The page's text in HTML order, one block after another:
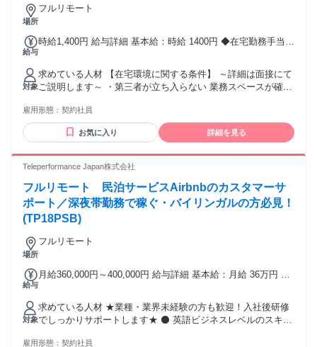
業務経験がある方 ★プラチナカード会員様などの顧客対応経
不可)で有線接続ができる方 ■雑音が聞こえない、静かな個室
たします （PC・ヘッドセット・LANケーブル等） ※セキュ
リティ確保のため、業務中に不定期でデスク周りの環境確認
場所
フルリモート
給与
時給1,400円 給与詳細 基本給：時給 1400円 ◆在宅勤務手当
時給変動あり （1,090円～） 例） ・平日固定休あり：1,350円
・土日祝固定休み：1,300円 ・8:50-22:00の間でシフト制：
1,200円
対象
求めている人材 【在宅環境に関する条件】 ～詳細は面接にて
ご説明します～ ・第三者が立ち入らない 業務スペースが確保
が漏れない環境 ・室内のペーパーレス化 ・通信機器 携帯/タ
ブレット/スマートウォッチ/カメラ 等記憶媒体は業務スペー
スに持ち込まない ・有線でネット接続ができる 速度の目安：
【PC基本操作ができる方】 ・話しながらコピーや貼り付けが
を見たり、聞いたりして操作できる ・PC再起動、キャッシュ
のクリアなど PCのトラブルシューティングに対応できる
【応募条件】 ・入社＆研修日に参加できる方 ・経験不問 ・
ブランク歓迎 ・定年制度あり ・午後10時～午前5時までは深
夜業のため 18歳以上の応募のみ
雇用形態： 契約社員
お気に入り 詳細を見る
Teleperformance Japan株式会社
フルリモート 民泊サービスAirbnbのカスタマーサ
ポート／深夜帯勤務で稼ぐ・バイリンガルの方必見！
(TP18PSB)
場所
フルリモート
給与
月給360,000円～400,000円 給与詳細 基本給：月給 36万円 〜
れる通勤・皆勤・家族手当金額：あり 全員に一律で支払われ
るその他手当金額：なし ▼給与 ＜オペレーター＞ 月給
360,000円 ※深夜帯勤務の為、深夜割増を含めると月給は
400,000円ほどになります。 （※想定年収 4,800,000円～） ※
対象
求めている人材 ★業種・業界未経験の方も歓迎！入社後研修
でしっかりサポートします★ ⚫ 英語ビジネスレベルのスキル
雇用形態： 契約社員